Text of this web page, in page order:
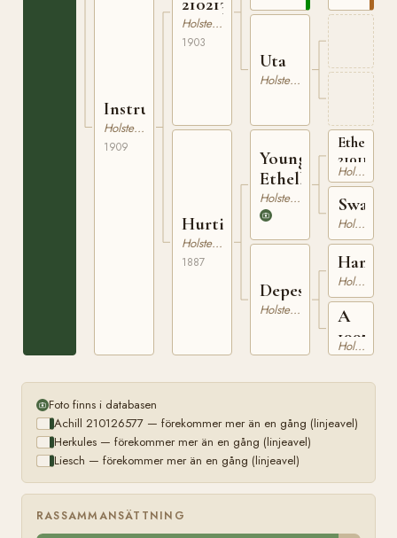
Instruktion
Holsteiner
1909
Holsteiner
1903
Hurtige
Holsteiner
1887
Uta
Holsteiner
Young
Ethelbert
Holsteiner
Depesche
Holsteiner
Ethelbert
210119774
Holsteiner
Swart
Holsteiner
Hans
Holsteiner
A
1997
Holsteiner
Foto finns i databasen
Achill 210126577 — förekommer mer än en gång (linjeavel)
Herkules — förekommer mer än en gång (linjeavel)
Liesch — förekommer mer än en gång (linjeavel)
RASSAMMANSÄTTNING